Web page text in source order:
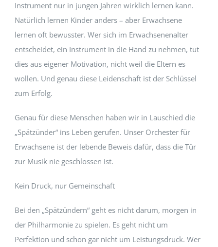
Instrument nur in jungen Jahren wirklich lernen kann.
Natürlich lernen Kinder anders – aber Erwachsene
lernen oft bewusster. Wer sich im Erwachsenenalter
entscheidet, ein Instrument in die Hand zu nehmen, tut
dies aus eigener Motivation, nicht weil die Eltern es
wollen. Und genau diese Leidenschaft ist der Schlüssel
zum Erfolg.
Genau für diese Menschen haben wir in Lauschied die
„Spätzünder“ ins Leben gerufen. Unser Orchester für
Erwachsene ist der lebende Beweis dafür, dass die Tür
zur Musik nie geschlossen ist.
Kein Druck, nur Gemeinschaft
Bei den „Spätzündern“ geht es nicht darum, morgen in
der Philharmonie zu spielen. Es geht nicht um
Perfektion und schon gar nicht um Leistungsdruck. Wer